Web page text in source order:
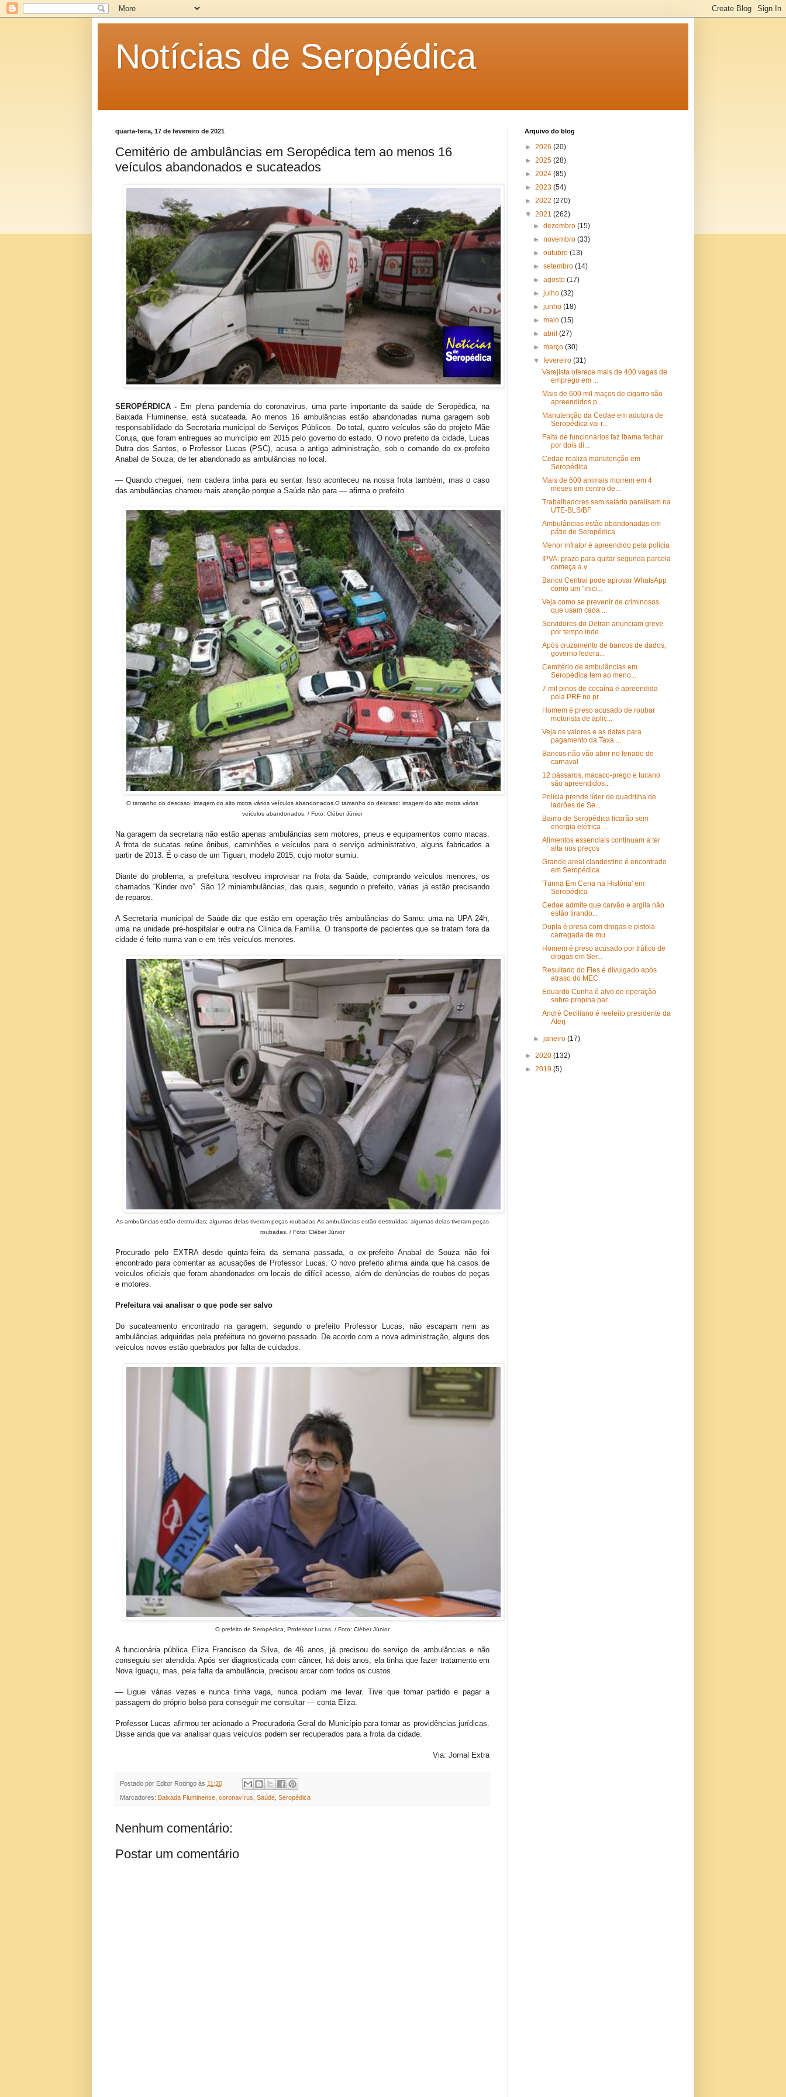
Notícias de Seropédica
quarta-feira, 17 de fevereiro de 2021
Cemitério de ambulâncias em Seropédica tem ao menos 16
veículos abandonados e sucateados
SEROPÉRDICA - Em plena pandemia do coronavírus, uma parte importante da saúde de Seropédica, na
Baixada Fluminense, está sucateada. Ao menos 16 ambulâncias estão abandonadas numa garagem sob
responsabilidade da Secretaria municipal de Serviços Públicos. Do total, quatro veículos são do projeto Mãe
Coruja, que foram entregues ao município em 2015 pelo governo do estado. O novo prefeito da cidade, Lucas
Dutra dos Santos, o Professor Lucas (PSC), acusa a antiga administração, sob o comando do ex-prefeito
Anabal de Souza, de ter abandonado as ambulâncias no local.
— Quando cheguei, nem cadeira tinha para eu sentar. Isso aconteceu na nossa frota também, mas o caso
das ambulâncias chamou mais atenção porque a Saúde não para — afirma o prefeito.
O tamanho do descaso: imagem do alto motra vários veículos abandonados.O tamanho do descaso: imagem do alto motra vários
veículos abandonados. / Foto: Cléber Júnior
Na garagem da secretaria não estão apenas ambulâncias sem motores, pneus e equipamentos como macas.
A frota de sucatas reúne ônibus, caminhões e veículos para o serviço administrativo, alguns fabricados a
partir de 2013. É o caso de um Tiguan, modelo 2015, cujo motor sumiu.
Diante do problema, a prefeitura resolveu improvisar na frota da Saúde, comprando veículos menores, os
chamados “Kinder ovo”. São 12 miniambulâncias, das quais, segundo o prefeito, várias já estão precisando
de reparos.
A Secretaria municipal de Saúde diz que estão em operação três ambulâncias do Samu: uma na UPA 24h,
uma na unidade pré-hospitalar e outra na Clínica da Família. O transporte de pacientes que se tratam fora da
cidade é feito numa van e em três veículos menores.
As ambulâncias estão destruídas; algumas delas tiveram peças roubadas.As ambulâncias estão destruídas; algumas delas tiveram peças
roubadas. / Foto: Cléber Júnior
Procurado pelo EXTRA desde quinta-feira da semana passada, o ex-prefeito Anabal de Souza não foi
encontrado para comentar as acusações de Professor Lucas. O novo prefeito afirma ainda que há casos de
veículos oficiais que foram abandonados em locais de difícil acesso, além de denúncias de roubos de peças
e motores.
Prefeitura vai analisar o que pode ser salvo
Do sucateamento encontrado na garagem, segundo o prefeito Professor Lucas, não escapam nem as
ambulâncias adquiridas pela prefeitura no governo passado. De acordo com a nova administração, alguns dos
veículos novos estão quebrados por falta de cuidados.
O prefeito de Seropédica, Professor Lucas. / Foto: Cléber Júnior
A funcionária pública Eliza Francisco da Silva, de 46 anos, já precisou do serviço de ambulâncias e não
conseguiu ser atendida. Após ser diagnosticada com câncer, há dois anos, ela tinha que fazer tratamento em
Nova Iguaçu, mas, pela falta da ambulância, precisou arcar com todos os custos.
— Liguei várias vezes e nunca tinha vaga, nunca podiam me levar. Tive que tomar partido e pagar a
passagem do próprio bolso para conseguir me consultar — conta Eliza.
Professor Lucas afirmou ter acionado a Procuradoria Geral do Município para tomar as providências jurídicas.
Disse ainda que vai analisar quais veículos podem ser recuperados para a frota da cidade.
Via: Jornal Extra
Postado por Editor Rodrigo às 11:20
Marcadores: Baixada Fluminense coronavírus Saúde Seropédica
Nenhum comentário:
Postar um comentário
Arquivo do blog
► 2026 (20)
► 2025 (28)
► 2024 (85)
► 2023 (54)
► 2022 (270)
▼ 2021 (262)
►dezembro(15)
►novembro(33)
►outubro(13)
►setembro(14)
►agosto(17)
►julho(32)
►junho(18)
►maio(15)
►abril(27)
►março(30)
▼fevereiro(31)
Varejista oferece mais de 400 vagas de
emprego em ...
Mais de 600 mil maços de cigarro são
apreendidos p...
Manutenção da Cedae em adutora de
Seropédica vai r...
Falta de funcionários faz Ibama fechar
por dois di...
Cedae realiza manutenção em
Seropédica
Mais de 600 animais morrem em 4
meses em centro de...
Trabalhadores sem salário paralisam na
UTE-BLS/BF
Ambulâncias estão abandonadas em
pátio de Seropédica
Menor infrator é apreendido pela polícia
IPVA: prazo para quitar segunda parcela
começa a v...
Banco Central pode aprovar WhatsApp
como um "inici...
Veja como se prevenir de criminosos
que usam cada ...
Servidores do Detran anunciam greve
por tempo inde...
Após cruzamento de bancos de dados,
governo federa...
Cemitério de ambulâncias em
Seropédica tem ao meno...
7 mil pinos de cocaína é apreendida
pela PRF no pr...
Homem é preso acusado de roubar
motorista de aplic...
Veja os valores e as datas para
pagamento da Taxa ...
Bancos não vão abrir no feriado de
carnaval
12 pássaros, macaco-prego e tucano
são apreendidos...
Polícia prende líder de quadrilha de
ladrões de Se...
Bairro de Seropédica ficarão sem
energia elétrica ...
Alimentos essenciais continuam a ter
alta nos preços
Grande areal clandestino é encontrado
em Seropédica
'Turma Em Cena na História' em
Seropédica
Cedae admite que carvão e argila não
estão tirando...
Dupla é presa com drogas e pistola
carregada de mu...
Homem é preso acusado por tráfico de
drogas em Ser...
Resultado do Fies é divulgado após
atraso do MEC
Eduardo Cunha é alvo de operação
sobre propina par...
André Ceciliano é reeleito presidente da
Alerj
►janeiro(17)
► 2020 (132)
► 2019 (5)